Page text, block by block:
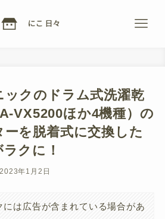
ックのドラム式洗濯乾
VX5200ほか4機種）の
ーを脱着式に交換した
クに！
2023年1月2日
には広告が含まれている場合があ